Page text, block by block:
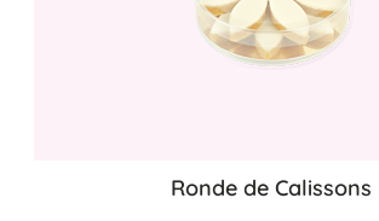
Ronde de Calissons